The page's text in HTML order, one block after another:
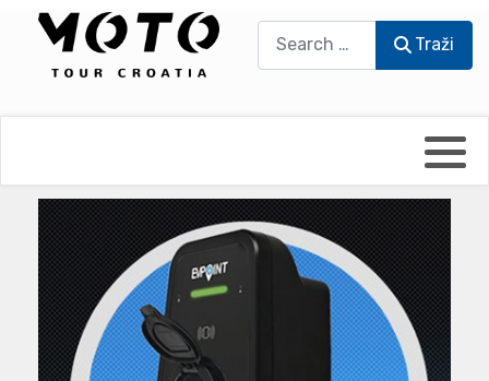
Traži
UmPaDrum
Moto servisi
Impressum
Damir Žerić - ELPASSO
Dario Dinter - Moto TOZ
Igor Kreč - UmPaDrum